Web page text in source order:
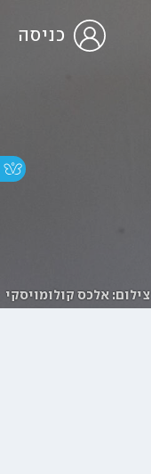
כניסה
צילום: אלכס קולומויסקי